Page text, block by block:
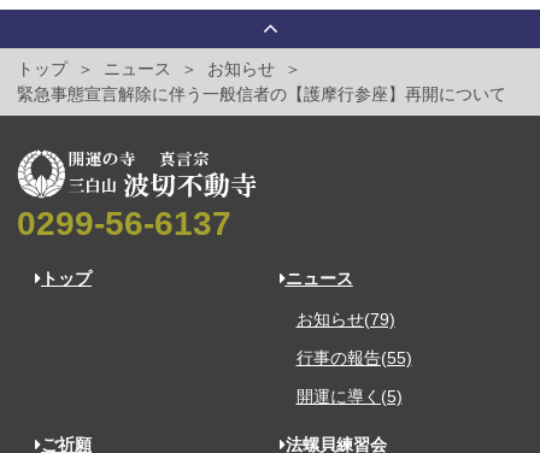
トップ ニュース
お知らせ
緊急事態宣言解除に伴う一般信者の【護摩行参座】再開について
0299-56-6137
トップ ニュース
お知らせ(79)
行事の報告(55)
開運に導く(5)
ご祈願
法螺貝練習会